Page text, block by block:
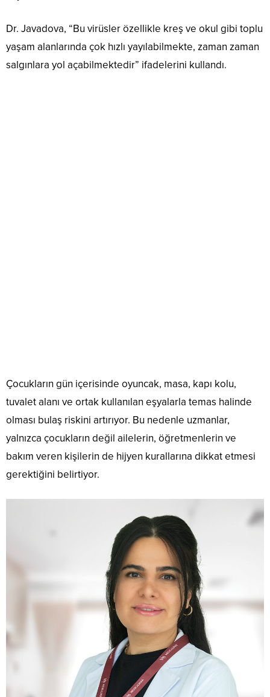
Dr. Javadova, “Bu virüsler özellikle kreş ve okul gibi toplu
yaşam alanlarında çok hızlı yayılabilmekte, zaman zaman
salgınlara yol açabilmektedir” ifadelerini kullandı.
Çocukların gün içerisinde oyuncak, masa, kapı kolu,
tuvalet alanı ve ortak kullanılan eşyalarla temas halinde
olması bulaş riskini artırıyor. Bu nedenle uzmanlar,
yalnızca çocukların değil ailelerin, öğretmenlerin ve
bakım veren kişilerin de hijyen kurallarına dikkat etmesi
gerektiğini belirtiyor.